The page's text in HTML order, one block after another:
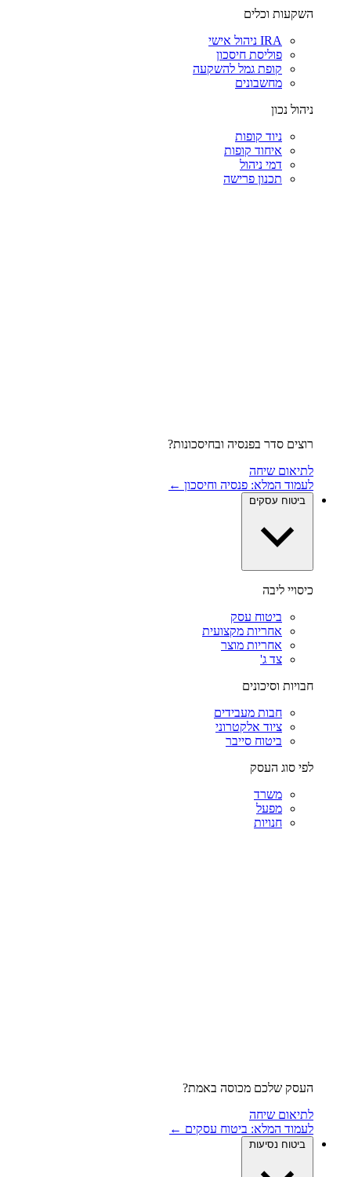
השקעות וכלים
IRA ניהול אישי
פוליסת חיסכון
קופת גמל להשקעה
מחשבונים
ניהול נכון
ניוד קופות
איחוד קופות
דמי ניהול
תכנון פרישה
רוצים סדר בפנסיה ובחיסכונות?
לתיאום שיחה
לעמוד המלא: פנסיה וחיסכון ←
ביטוח עסקים
כיסויי ליבה
ביטוח עסק
אחריות מקצועית
אחריות מוצר
צד ג'
חבויות וסיכונים
חבות מעבידים
ציוד אלקטרוני
ביטוח סייבר
לפי סוג העסק
משרד
מפעל
חנויות
העסק שלכם מכוסה באמת?
לתיאום שיחה
לעמוד המלא: ביטוח עסקים ←
ביטוח נסיעות